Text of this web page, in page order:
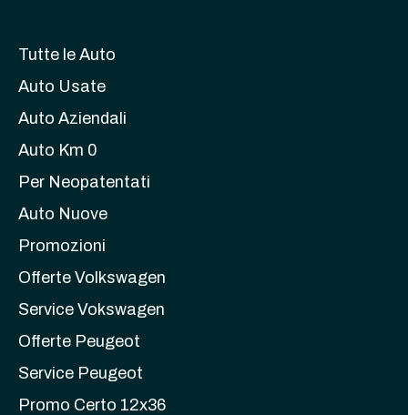
Tutte le Auto
Auto Usate
Auto Aziendali
Auto Km 0
Per Neopatentati
Auto Nuove
Promozioni
Offerte Volkswagen
Service Vokswagen
Offerte Peugeot
Service Peugeot
Promo Certo 12x36